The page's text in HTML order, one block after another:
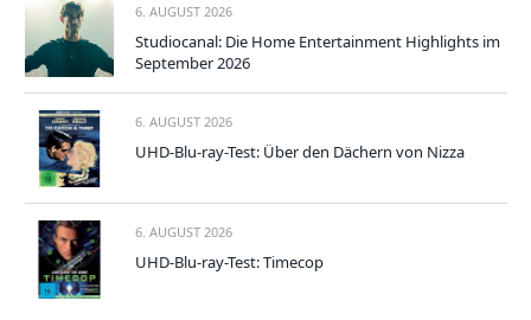
6. AUGUST 2026
Studiocanal: Die Home Entertainment Highlights im
September 2026
6. AUGUST 2026
UHD-Blu-ray-Test: Über den Dächern von Nizza
6. AUGUST 2026
UHD-Blu-ray-Test: Timecop